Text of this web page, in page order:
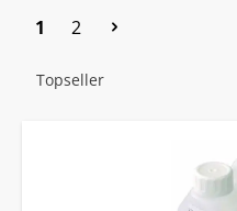
Seite
1 Seite
2